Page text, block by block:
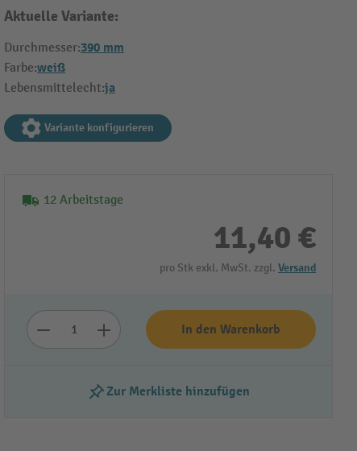
Aktuelle Variante:
Durchmesser:390 mm
Farbe:weiß
Lebensmittelecht:ja
Variante konfigurieren
12 Arbeitstage
11,40 €
pro Stk exkl. MwSt. zzgl. Versand
In den Warenkorb
Zur Merkliste hinzufügen